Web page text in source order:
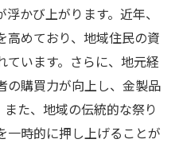
かび上がります。近年、
高めており、地域住民の資
います。さらに、地元経
の購買力が向上し、金製品
た、地域の伝統的な祭り
一時的に押し上げることが